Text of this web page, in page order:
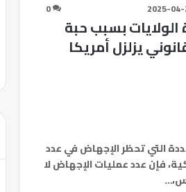
2025-
0
بسبب حبة
يزلزل أمريكا
التي تحظر الإجهاض في عدد
فإن عدد عمليات الإجهاض لا